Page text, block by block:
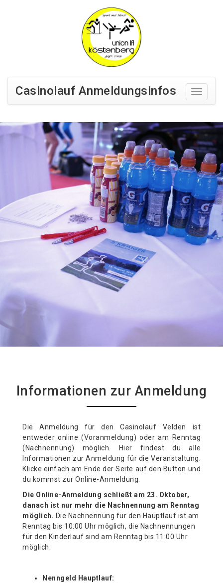
Casinolauf Anmeldungsinfos
Informationen zur Anmeldung
Die Anmeldung für den Casinolauf Velden ist
entweder online (Voranmeldung) oder am Renntag
(Nachnennung) möglich. Hier findest du alle
Informationen zur Anmeldung für die Veranstaltung.
Klicke einfach am Ende der Seite auf den Button und
du kommst zur Online-Anmeldung.
Die Online-Anmeldung schließt am 23. Oktober,
danach ist nur mehr die Nachnennung am Renntag
möglich. Die Nachnennung für den Hauptlauf ist am
Renntag bis 10:00 Uhr möglich, die Nachnennungen
für den Kinderlauf sind am Renntag bis 11:00 Uhr
möglich.
Nenngeld Hauptlauf: